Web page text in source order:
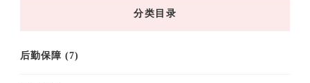
分类目录
后勤保障 (7)